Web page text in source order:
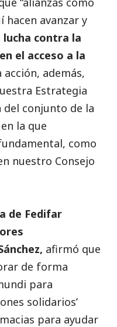
hacen avanzar y
lucha contra la
el acceso a la
acción, además,
Estrategia
del conjunto de la
la que
como
nuestro Consejo
de Fedifar
afirmó que
de forma
para
solidarios’
para ayudar